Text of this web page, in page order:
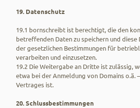
19. Datenschutz
19.1 bornschreibt ist berechtigt, die den
betreffenden Daten zu speichern und diese
der gesetzlichen Bestimmungen für
verarbeiten und einzusetzen.
19.2 Die Weitergabe an Dritte ist zulässig,
etwa bei der Anmeldung von Domains o.ä.
Vertrages ist.
20. Schlussbestimmungen